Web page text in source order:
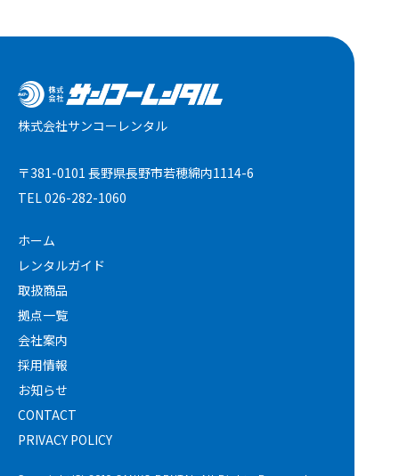
株式会社サンコーレンタル
〒381-0101 長野県長野市若穂綿内1114-6
TEL026-282-1060
ホーム
レンタルガイド
取扱商品
拠点一覧
会社案内
採用情報
お知らせ
CONTACT
PRIVACY POLICY